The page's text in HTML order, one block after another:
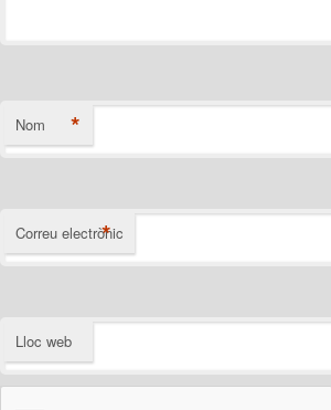
Nom *
Correu electrònic
*
Lloc web